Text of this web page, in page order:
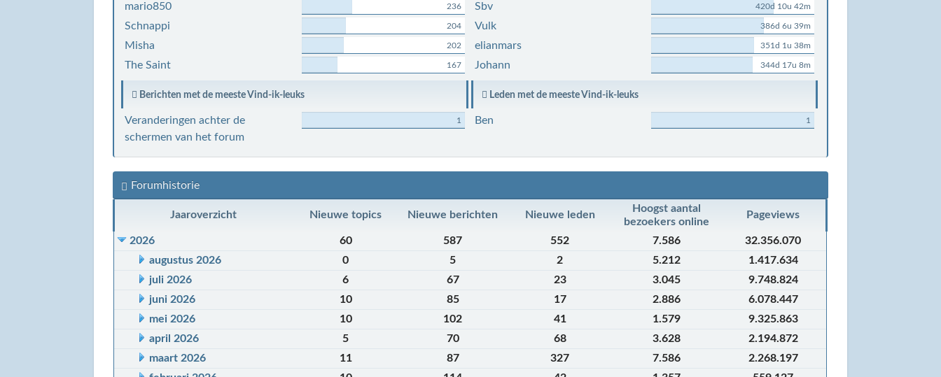
mario850 236
Schnappi 204
Misha 202
The Saint 167
Sbv 420d 10u 42m
Vulk 386d 6u 39m
elianmars 351d 1u 38m
Johann 344d 17u 8m
Berichten met de meeste Vind-ik-leuks
Veranderingen achter de
schermen van het forum
1
Leden met de meeste Vind-ik-leuks
Ben 1
Forumhistorie
Jaaroverzicht Nieuwe topics Nieuwe berichten Nieuwe leden
Hoogst aantal
bezoekers online
Pageviews
2026 60 587 552 7.586
32.356.070
augustus 2026
0 5 2 5.212
1.417.634
juli 2026
6 67 23 3.045
9.748.824
juni 2026
10 85 17 2.886
6.078.447
mei 2026
10 102 41 1.579
9.325.863
april 2026
5 70 68 3.628
2.194.872
maart 2026
11 87 327 7.586
2.268.197